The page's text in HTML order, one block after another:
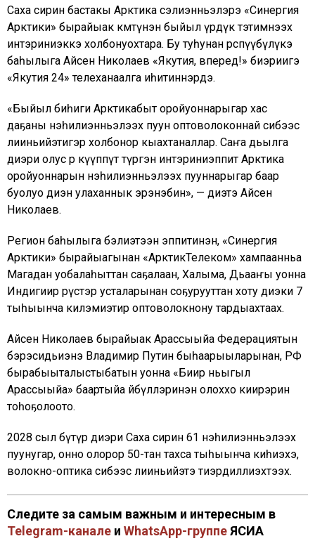
Саха сирин бастакы Арктика сэлиэнньэлэрэ «Синергия
Арктики» бырайыак көмөтүнэн быйыл үрдүк тэтимнээх
интэриниэккэ холбонуохтара. Бу туһунан өрөспүүбүлүкэ
баһылыга Айсен Николаев «Якутия, вперед!» биэриигэ
«Якутия 24» телеханаалга иһитиннэрдэ.
«Быйыл биһиги Арктикабыт оройуоннарыгар хас
даҕаны нэһилиэнньэлээх пуун оптоволоконнай сибээс
лииньийэтигэр холбонор кыахтаналлар. Саҥа дьылга
диэри олус өр күүппүт түргэн интэриниэппит Арктика
оройуоннарын нэһилиэнньэлээх пууннарыгар баар
буолуо диэн улаханнык эрэнэбин», — диэтэ Айсен
Николаев.
Регион баһылыга бэлиэтээн эппитинэн, «Синергия
Арктики» бырайыагынан «АрктикТелеком» хампаанньа
Магадан уобалаһыттан саҕалаан, Халыма, Дьааҥы уонна
Индигиир өрүстэр усталарынан соҕурууттан хоту диэки 7
тыһыынча килэмиэтир оптоволокнону тардыахтаах.
Айсен Николаев бырайыак Арассыыйа Федерациятын
бэрэсидьиэнэ Владимир Путин быһаарыыларынан, РФ
бырабыыталыстыбатын уонна «Биир ньыгыл
Арассыыйа» баартыйа өйөбүллэринэн олоххо киирэрин
тоһоҕолоото.
2028 сыл бүтүөр диэри Саха сирин 61 нэһилиэнньэлээх
пуунугар, онно олорор 50-тан тахса тыһыынча киһиэхэ,
волокно-оптика сибээс лииньийэтэ тиэрдиллиэхтээх.
Следите за самым важным и интересным в
Telegram-канале и WhatsApp-группеЯСИА